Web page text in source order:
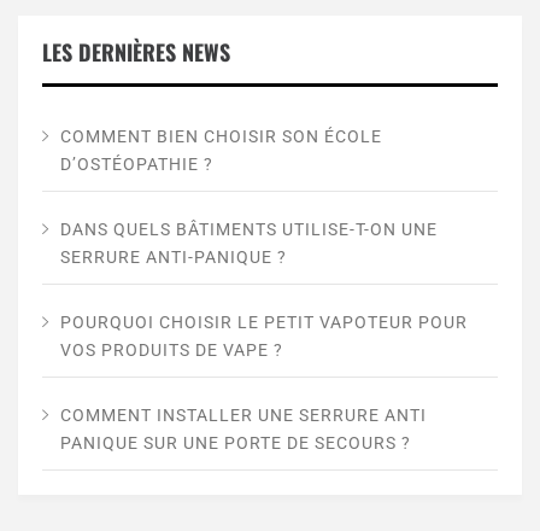
LES DERNIÈRES NEWS
COMMENT BIEN CHOISIR SON ÉCOLE
D’OSTÉOPATHIE ?
DANS QUELS BÂTIMENTS UTILISE-T-ON UNE
SERRURE ANTI-PANIQUE ?
POURQUOI CHOISIR LE PETIT VAPOTEUR POUR
VOS PRODUITS DE VAPE ?
COMMENT INSTALLER UNE SERRURE ANTI
PANIQUE SUR UNE PORTE DE SECOURS ?